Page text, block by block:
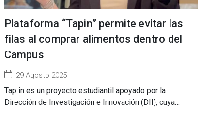
Plataforma “Tapin” permite evitar las
filas al comprar alimentos dentro del
Campus
29 Agosto 2025
Tap in es un proyecto estudiantil apoyado por la
Dirección de Investigación e Innovación (DII), cuya…